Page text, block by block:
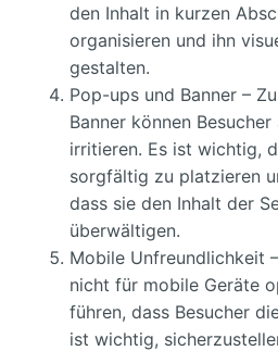
den Inhalt in kurzen
organisieren und ihn
gestalten.
Pop-ups und Banner –
Banner können
irritieren. Es ist wichtig,
sorgfältig zu platzieren
dass sie den Inhalt der
überwältigen.
Mobile Unfreundlichkeit
nicht für mobile Geräte
führen, dass Besucher
ist wichtig,